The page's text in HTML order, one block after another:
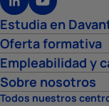
Estudia en
Oferta formativa
Empleabilidad y
Sobre nosotros
Todos nuestros